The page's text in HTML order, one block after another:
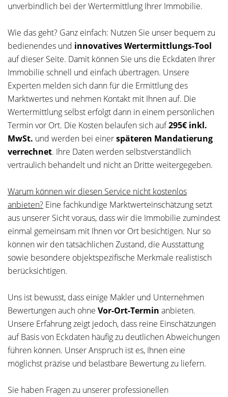
unverbindlich bei der Wertermittlung Ihrer Immobilie.
Wie das geht? Ganz einfach: Nutzen Sie unser bequem zu
bedienendes und innovatives Wertermittlungs-Tool
auf dieser Seite. Damit können Sie uns die Eckdaten Ihrer
Immobilie schnell und einfach übertragen. Unsere
Experten melden sich dann für die Ermittlung des
Marktwertes und nehmen Kontakt mit Ihnen auf. Die
Wertermittlung selbst erfolgt dann in einem persönlichen
Termin vor Ort. Die Kosten belaufen sich auf295€ inkl.
MwSt. und werden bei einerspäteren Mandatierung
verrechnet. Ihre Daten werden selbstverständlich
vertraulich behandelt und nicht an Dritte weitergegeben.
Warum können wir diesen Service nicht kostenlos
anbieten? Eine fachkundige Marktwerteinschätzung setzt
aus unserer Sicht voraus, dass wir die Immobilie zumindest
einmal gemeinsam mit Ihnen vor Ort besichtigen. Nur so
können wir den tatsächlichen Zustand, die Ausstattung
sowie besondere objektspezifische Merkmale realistisch
berücksichtigen.
Uns ist bewusst, dass einige Makler und Unternehmen
Bewertungen auch ohne Vor-Ort-Termin anbieten.
Unsere Erfahrung zeigt jedoch, dass reine Einschätzungen
auf Basis von Eckdaten häufig zu deutlichen Abweichungen
führen können. Unser Anspruch ist es, Ihnen eine
möglichst präzise und belastbare Bewertung zu liefern.
Sie haben Fragen zu unserer professionellen